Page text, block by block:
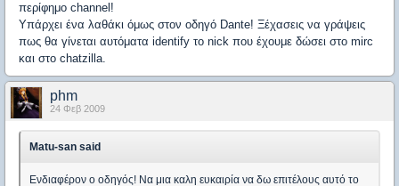
περίφημο channel!
Υπάρχει ένα λαθάκι όμως στον οδηγό Dante! Ξέχασεις να γράψεις
πως θα γίνεται αυτόματα identify το nick που έχουμε δώσει στο mirc
και στο chatzilla.
phm
24 Φεβ 2009
Matu-san said
Ενδιαφέρον ο οδηγός! Να μια καλη ευκαιρία να δω επιτέλους αυτό το